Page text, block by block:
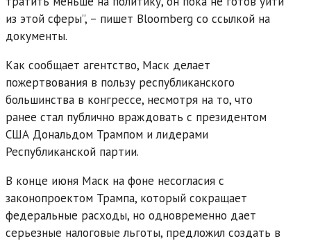
из этой сферы”, – пишет Bloomberg со ссылкой на
документы.
Как сообщает агентство, Маск делает
пожертвования в пользу республиканского
большинства в конгрессе, несмотря на то, что
ранее стал публично враждовать с президентом
США Дональдом Трампом и лидерами
Республиканской партии.
В конце июня Маск на фоне несогласия с
законопроектом Трампа, который сокращает
федеральные расходы, но одновременно дает
серьезные налоговые льготы, предложил создать в